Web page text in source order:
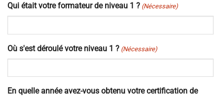
Qui était votre formateur de niveau 1 ? (Nécessaire)
Où s'est déroulé votre niveau 1 ? (Nécessaire)
En quelle année avez-vous obtenu votre certification de